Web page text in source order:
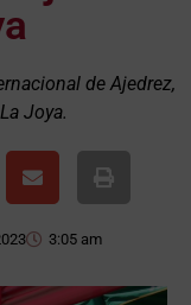
de Ajedrez,
Joya.
3:05 am